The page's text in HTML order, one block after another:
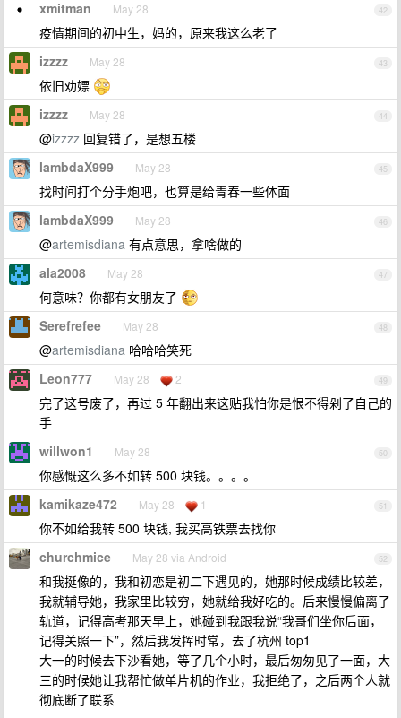
42
xmitman May 28
疫情期间的初中生，妈的，原来我这么老了
43
izzzz May 28
依旧劝嫖
44
izzzz May 28
@izzzz 回复错了，是想五楼
45
lambdaX999 May 28
找时间打个分手炮吧，也算是给青春一些体面
46
lambdaX999 May 28
@artemisdiana 有点意思，拿啥做的
47
ala2008 May 28
何意味？你都有女朋友了
48
Serefrefee May 28
@artemisdiana 哈哈哈笑死
49
Leon777 May 28 2
完了这号废了，再过 5 年翻出来这贴我怕你是恨不得剁了自己的
手
50
willwon1 May 28
你感慨这么多不如转 500 块钱。。。。
51
kamikaze472 May 28 1
你不如给我转 500 块钱, 我买高铁票去找你
52
churchmice May 28 via Android
和我挺像的，我和初恋是初二下遇见的，她那时候成绩比较差，
我就辅导她，我家里比较穷，她就给我好吃的。后来慢慢偏离了
轨道，记得高考那天早上，她碰到我跟我说“我哥们坐你后面，
记得关照一下”，然后我发挥时常，去了杭州 top1
大一的时候去下沙看她，等了几个小时，最后匆匆见了一面，大
三的时候她让我帮忙做单片机的作业，我拒绝了，之后两个人就
彻底断了联系